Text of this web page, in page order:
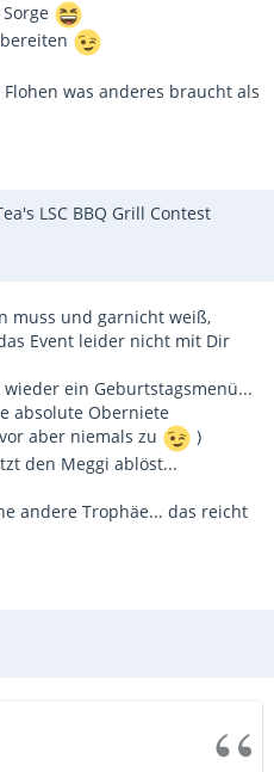
was anderes braucht als
LSC BBQ Grill Contest
muss und garnicht weiß,
Event leider nicht mit Dir
ein Geburtstagsmenü...
absolute Oberniete
aber niemals zu
)
den Meggi ablöst...
andere Trophäe... das reicht